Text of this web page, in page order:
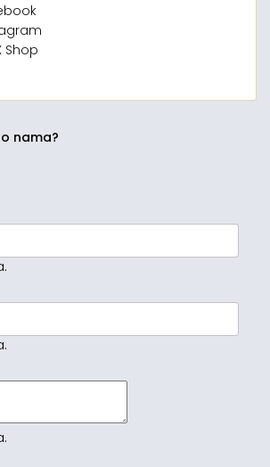
Shop
nama?